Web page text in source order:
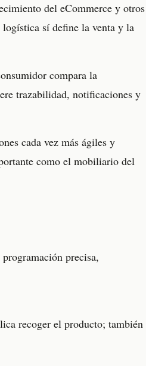
del eCommerce y otros
sí define la venta y la
compara la
trazabilidad, notificaciones y
cada vez más ágiles y
como el mobiliario del
precisa,
recoger el producto; también